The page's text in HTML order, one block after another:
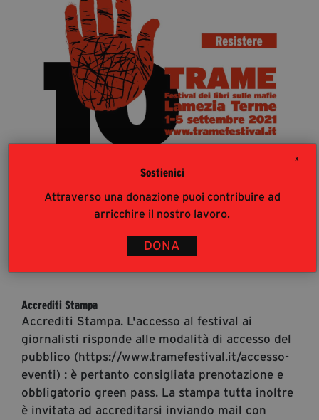
X
Sostienici
Attraverso una donazione puoi contribuire ad
arricchire il nostro lavoro.
DONA
segreteria@tramefestival.it
info@tramefestival.it
+39 346 954 4078
Accrediti Stampa
Accrediti Stampa. L'accesso al festival ai
giornalisti risponde alle modalità di accesso del
pubblico (https://www.tramefestival.it/accesso-
eventi) : è pertanto consigliata prenotazione e
obbligatorio green pass. La stampa tutta inoltre
è invitata ad accreditarsi inviando mail con